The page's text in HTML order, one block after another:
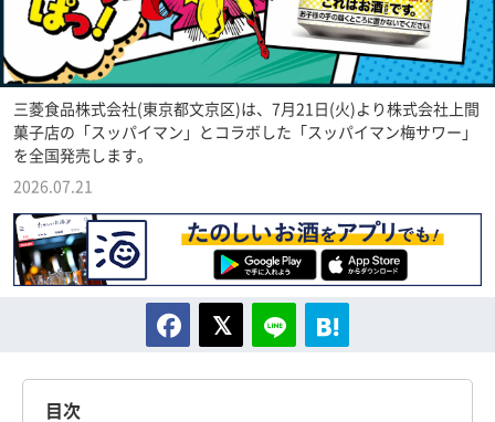
三菱食品株式会社(東京都文京区)は、7月21日(火)より株式会社上間
菓子店の「スッパイマン」とコラボした「スッパイマン梅サワー」
を全国発売します。
2026.07.21
目次